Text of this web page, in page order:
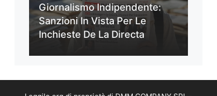
Giornalismo Indipendente:
Sanzioni In Vista Per Le
Inchieste De La Directa